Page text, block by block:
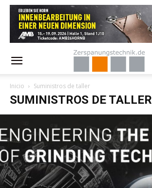
Inicio Suministros de taller
SUMINISTROS DE TALLER